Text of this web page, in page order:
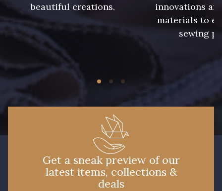
beautiful creations.
innovations
materials to
sewing
Get a sneak preview of our
latest items, collections &
deals